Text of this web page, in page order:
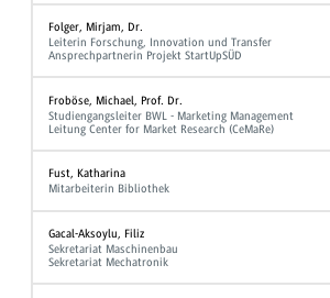
Folger, Mirjam, Dr.
Leiterin Forschung, Innovation und Transfer
Ansprechpartnerin Projekt StartUpSÜD
Froböse, Michael, Prof. Dr.
Studiengangsleiter BWL - Marketing Management
Leitung Center for Market Research (CeMaRe)
Fust, Katharina
Mitarbeiterin Bibliothek
Gacal-Aksoylu, Filiz
Sekretariat Maschinenbau
Sekretariat Mechatronik